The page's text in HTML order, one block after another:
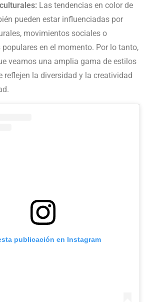
Las tendencias en color de
pueden estar influenciadas por
movimientos sociales o
populares en el momento. Por lo tanto,
veamos una amplia gama de estilos
reflejen la diversidad y la creatividad
publicación en Instagram